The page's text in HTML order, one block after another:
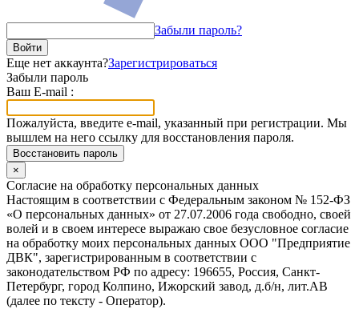
Забыли пароль?
Войти
Еще нет аккаунта?Зарегистрироваться
Забыли пароль
Ваш E-mail :
Пожалуйста, введите e-mail, указанный при регистрации. Мы
вышлем на него ссылку для восстановления пароля.
Восстановить пароль
×
Согласие на обработку персональных данных
Настоящим в соответствии с Федеральным законом № 152-ФЗ
«О персональных данных» от 27.07.2006 года свободно, своей
волей и в своем интересе выражаю свое безусловное согласие
на обработку моих персональных данных ООО "Предприятие
ДВК", зарегистрированным в соответствии с
законодательством РФ по адресу: 196655, Россия, Санкт-
Петербург, город Колпино, Ижорский завод, д.б/н, лит.АВ
(далее по тексту - Оператор).